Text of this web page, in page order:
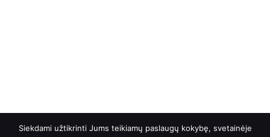
Siekdami užtikrinti Jums teikiamų paslaugų kokybę, svetainėje